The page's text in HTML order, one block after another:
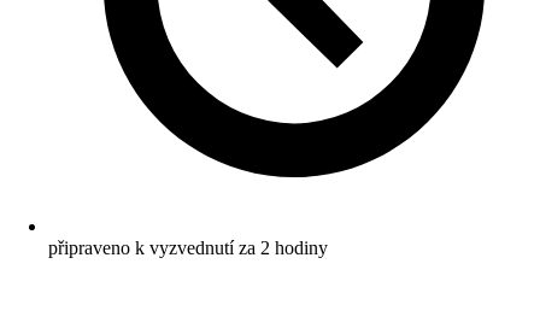
připraveno k vyzvednutí za 2 hodiny